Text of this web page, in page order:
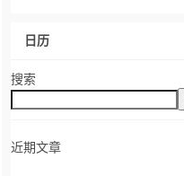
日历
搜索
近期文章